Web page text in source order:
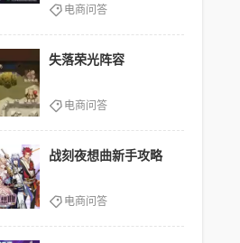
电商问答
失落荣光阵容
电商问答
战刻夜想曲新手攻略
电商问答